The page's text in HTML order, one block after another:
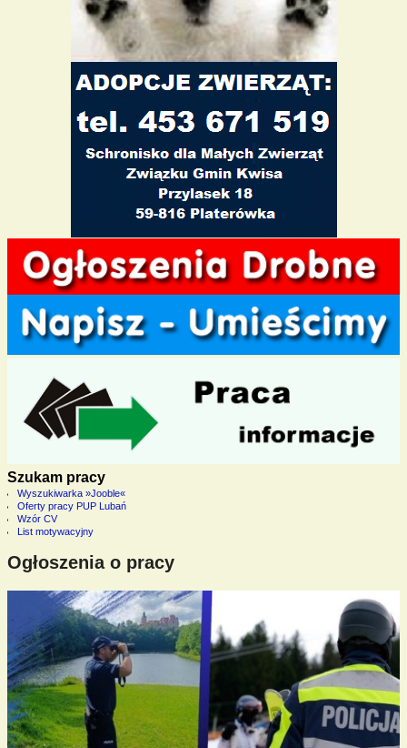
Szukam pracy
Wyszukiwarka »Jooble«
Oferty pracy PUP Lubań
Wzór CV
List motywacyjny
Ogłoszenia o pracy